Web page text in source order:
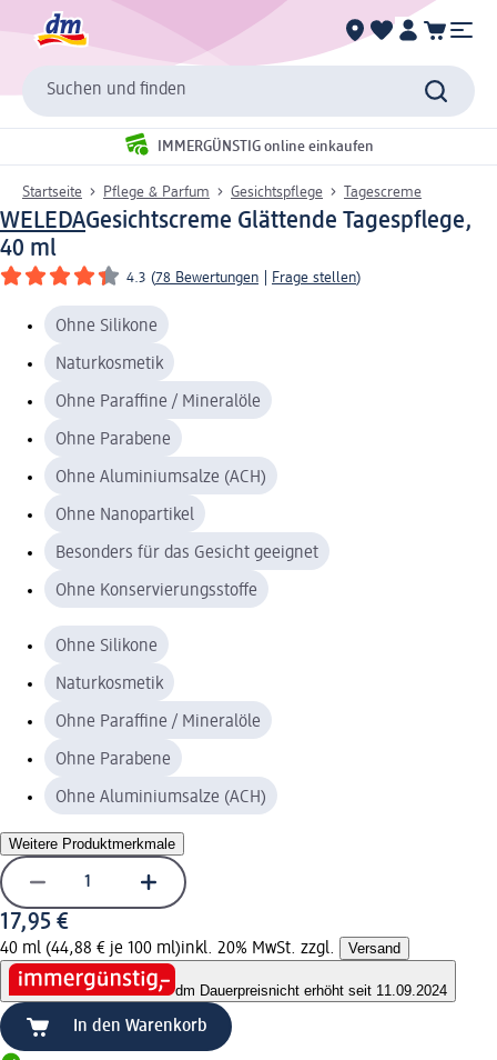
Suchen und finden
IMMERGÜNSTIG online einkaufen
Startseite Pflege & Parfum Gesichtspflege Tagescreme
WELEDAGesichtscreme Glättende Tagespflege,
40 ml
4.3 (78 Bewertungen Frage stellen)
Ohne Silikone
Naturkosmetik
Ohne Paraffine / Mineralöle
Ohne Parabene
Ohne Aluminiumsalze (ACH)
Ohne Nanopartikel
Besonders für das Gesicht geeignet
Ohne Konservierungsstoffe
Ohne Silikone
Naturkosmetik
Ohne Paraffine / Mineralöle
Ohne Parabene
Ohne Aluminiumsalze (ACH)
Weitere Produktmerkmale
17,95 €
40 ml (44,88 € je 100 ml)inkl. 20% MwSt. zzgl. Versand
dm Dauerpreisnicht erhöht seit 11.09.2024
In den Warenkorb